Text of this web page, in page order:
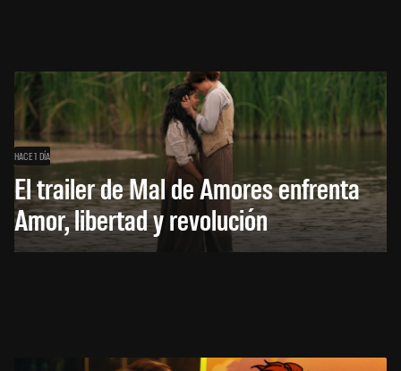
HACE 1 DÍA
El trailer de Mal de Amores enfrenta
Amor, libertad y revolución